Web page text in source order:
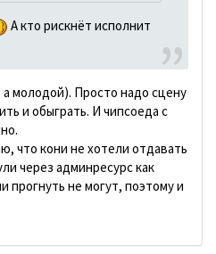
А кто рискнёт исполнит
молодой). Просто надо сцену
и обыграть. И чипсоеда с
что кони не хотели отдавать
через админресурс как
прогнуть не могут, поэтому и